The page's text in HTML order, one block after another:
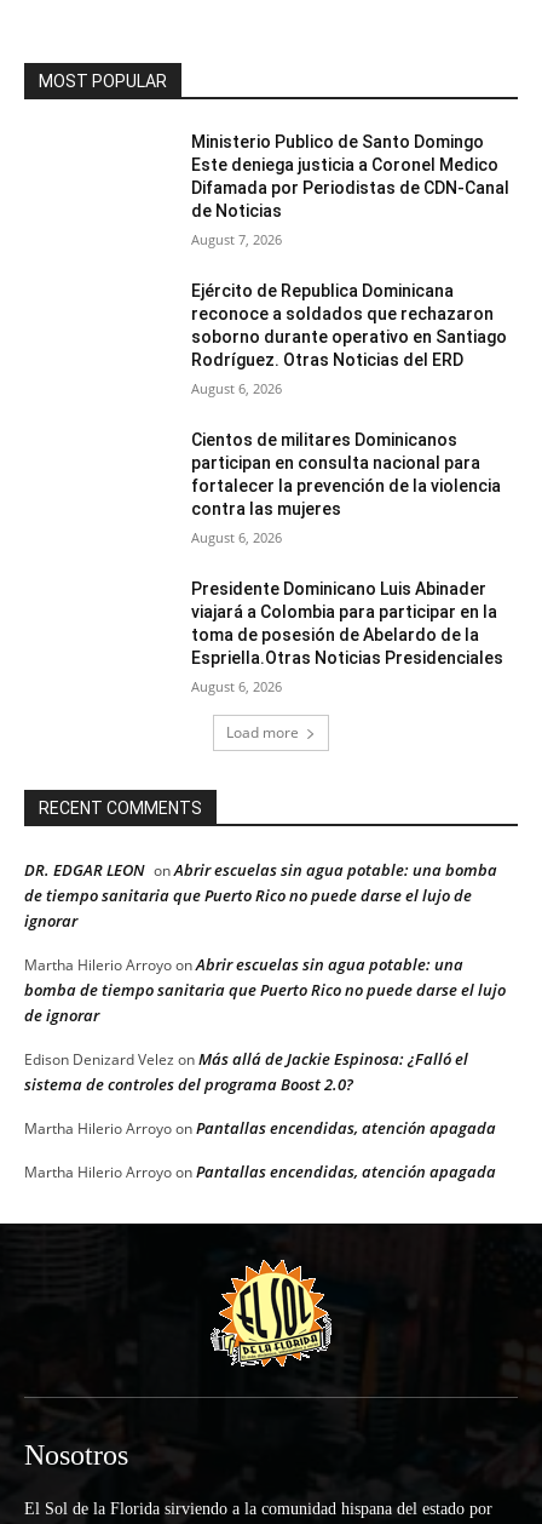
MOST POPULAR
Ministerio Publico de Santo Domingo
Este deniega justicia a Coronel Medico
Difamada por Periodistas de CDN-Canal
de Noticias
August 7, 2026
Ejército de Republica Dominicana
reconoce a soldados que rechazaron
soborno durante operativo en Santiago
Rodríguez. Otras Noticias del ERD
August 6, 2026
Cientos de militares Dominicanos
participan en consulta nacional para
fortalecer la prevención de la violencia
contra las mujeres
August 6, 2026
Presidente Dominicano Luis Abinader
viajará a Colombia para participar en la
toma de posesión de Abelardo de la
Espriella.Otras Noticias Presidenciales
August 6, 2026
Load more
RECENT COMMENTS
DR. EDGAR LEON onAbrir escuelas sin agua potable: una bomba
de tiempo sanitaria que Puerto Rico no puede darse el lujo de
ignorar
Martha Hilerio ArroyoonAbrir escuelas sin agua potable: una
bomba de tiempo sanitaria que Puerto Rico no puede darse el lujo
de ignorar
Edison Denizard Velez onMás allá de Jackie Espinosa: ¿Falló el
sistema de controles del programa Boost 2.0?
Martha Hilerio ArroyoonPantallas encendidas, atención apagada
Martha Hilerio ArroyoonPantallas encendidas, atención apagada
Nosotros
El Sol de la Florida sirviendo a la comunidad hispana del estado por